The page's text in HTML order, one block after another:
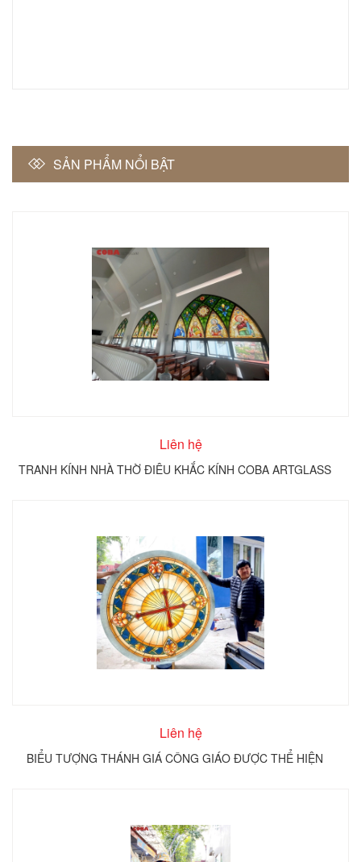
SẢN PHẨM NỔI BẬT
Liên hệ
TRANH KÍNH NHÀ THỜ ĐIÊU KHẮC KÍNH COBA ARTGLASS
Liên hệ
BIỂU TƯỢNG THÁNH GIÁ CÔNG GIÁO ĐƯỢC THỂ HIỆN